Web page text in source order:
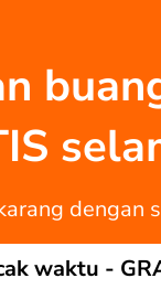
dengan
waktu -